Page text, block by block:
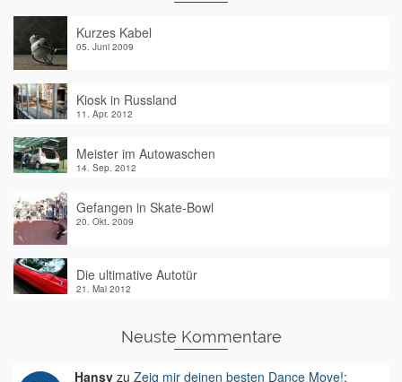
Kurzes Kabel
05. Juni 2009
Kiosk in Russland
11. Apr. 2012
Meister im Autowaschen
14. Sep. 2012
Gefangen in Skate-Bowl
20. Okt. 2009
Die ultimative Autotür
21. Mai 2012
Neuste Kommentare
Hansy zu Zeig mir deinen besten Dance Move!: